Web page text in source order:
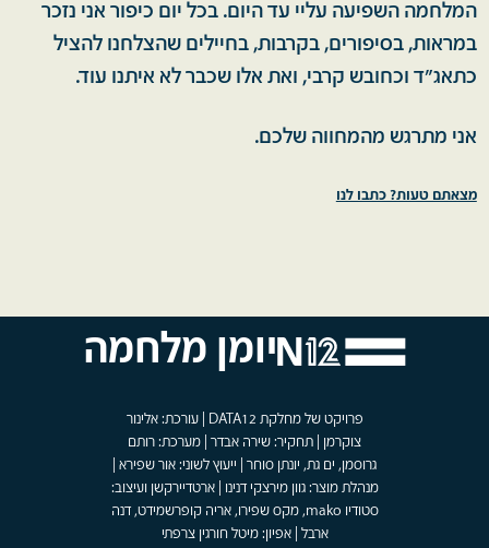
המלחמה השפיעה עליי עד היום. בכל יום כיפור אני נזכר
במראות, בסיפורים, בקרבות, בחיילים שהצלחנו להציל
כתאג"ד וכחובש קרבי, ואת אלו שכבר לא איתנו עוד.
אני מתרגש מהמחווה שלכם.
מצאתם טעות? כתבו לנו
יומן מלחמה
פרויקט של מחלקת DATA12 | עורכת: אלינור
צוקרמן | תחקיר: שירה אבדר | מערכת: רותם
גרוסמן, ים גת, יונתן סוחר | ייעוץ לשוני: אור שפירא |
מנהלת מוצר: גוון מירצקי דנינו | ארטדיירקשן ועיצוב:
סטודיו mako, מקס שפירו, אריה קופרשמידט, דנה
ארבל | אפיון: מיטל חורגין צרפתי